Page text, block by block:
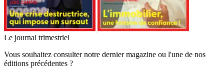
Le journal trimestriel
Vous souhaitez consulter notre dernier magazine ou l'une de nos
éditions précédentes ?